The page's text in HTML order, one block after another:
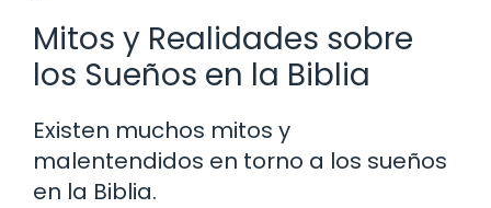
Mitos y Realidades sobre
los Sueños en la Biblia
Existen muchos mitos y
malentendidos en torno a los sueños
en la Biblia.